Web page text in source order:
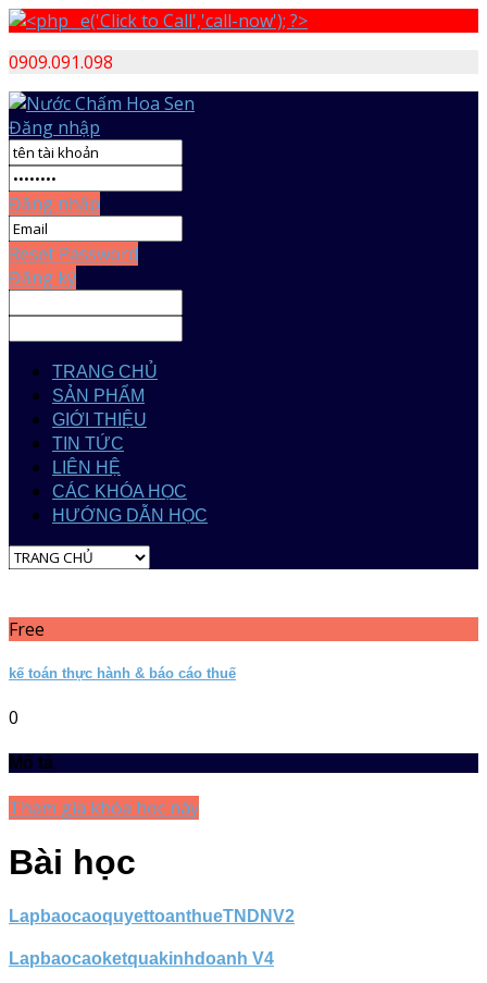
0909.091.098
Đăng nhập
Đăng nhập
Reset Password
Đăng ký
TRANG CHỦ
SẢN PHẨM
GIỚI THIỆU
TIN TỨC
LIÊN HỆ
CÁC KHÓA HỌC
HƯỚNG DẪN HỌC
Free
kế toán thực hành & báo cáo thuế
0
Mô tả
Tham gia khóa học này
Bài học
LapbaocaoquyettoanthueTNDNV2
Lapbaocaoketquakinhdoanh V4